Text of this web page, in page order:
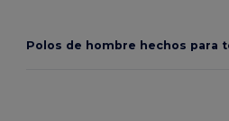
Polos de hombre hechos para